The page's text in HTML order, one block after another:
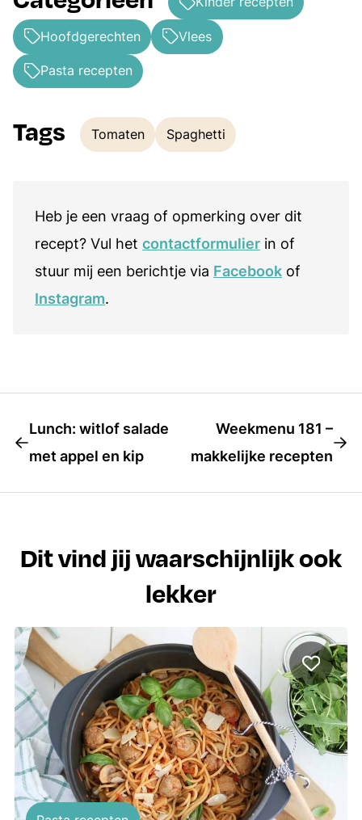
Hoofdgerechten Vlees
Pasta recepten
Tags
Tags
Tomaten Spaghetti
Heb je een vraag of opmerking over dit
recept? Vul het contactformulier in of
stuur mij een berichtje via Facebook of
Instagram.
Lunch: witlof salade
met appel en kip
Weekmenu 181 –
makkelijke recepten
Dit vind jij waarschijnlijk ook
lekker